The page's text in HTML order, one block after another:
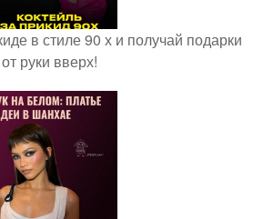
в стиле 90 х и получай подарки
от руки вверх!